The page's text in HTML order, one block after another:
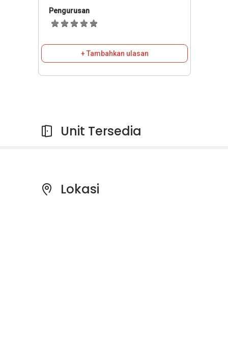
Pengurusan
+ Tambahkan ulasan
Unit Tersedia
Lokasi